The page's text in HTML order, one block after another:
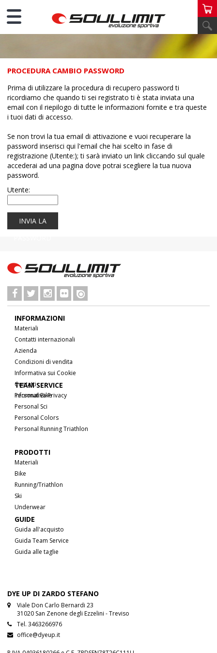
PROCEDURA CAMBIO PASSWORD
Prima di utilizzare la procedura di recupero password ti
ricordiamo che quando ti sei registrato ti è stata inviata una
email con il riepilogo di tutte le informazioni fornite e tra queste
i tuoi dati di accesso.
Se non trovi la tua email di attivazione e vuoi recuperare la
password inserisci qui l'email che hai scelto in fase di
registrazione (Utente:); ti sarà inviato un link cliccando sul quale
accederai ad una pagina dove potrai scegliere la tua nuova
password.
Utente:
INVIA LA
INFORMAZIONI
Materiali
Contatti internazionali
Azienda
Condizioni di vendita
Informativa sui Cookie
Contatti
Informativa Privacy
TEAM SERVICE
Personal Bike
Personal Sci
Personal Colors
Personal Running Triathlon
PRODOTTI
Materiali
Bike
Running/Triathlon
Ski
Underwear
GUIDE
Guida all'acquisto
Guida Team Service
Guida alle taglie
DYE UP DI ZARDO STEFANO
Viale Don Carlo Bernardi 23
31020 San Zenone degli Ezzelini - Treviso
Tel. 3463266976
office@dyeup.it